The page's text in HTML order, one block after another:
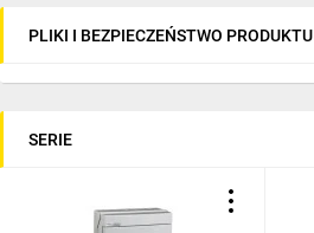
PLIKI I BEZPIECZEŃSTWO PRODUKTU
SERIE